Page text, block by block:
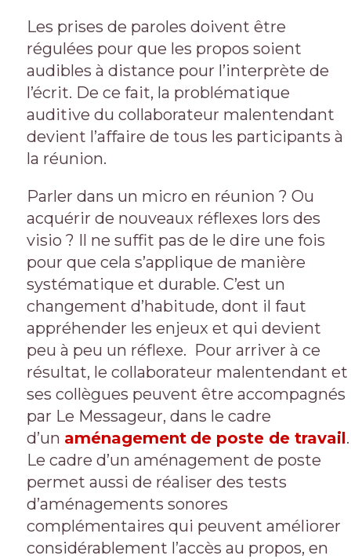
Les prises de paroles doivent être
régulées pour que les propos soient
audibles à distance pour l’interprète de
l’écrit. De ce fait, la problématique
auditive du collaborateur malentendant
devient l’affaire de tous les participants à
la réunion.
Parler dans un micro en réunion ? Ou
acquérir de nouveaux réflexes lors des
visio ? Il ne suffit pas de le dire une fois
pour que cela s’applique de manière
systématique et durable. C’est un
changement d’habitude, dont il faut
appréhender les enjeux et qui devient
peu à peu un réflexe. Pour arriver à ce
résultat, le collaborateur malentendant et
ses collègues peuvent être accompagnés
par Le Messageur, dans le cadre
d’un aménagement de poste de travail.
Le cadre d’un aménagement de poste
permet aussi de réaliser des tests
d’aménagements sonores
complémentaires qui peuvent améliorer
considérablement l’accès au propos, en